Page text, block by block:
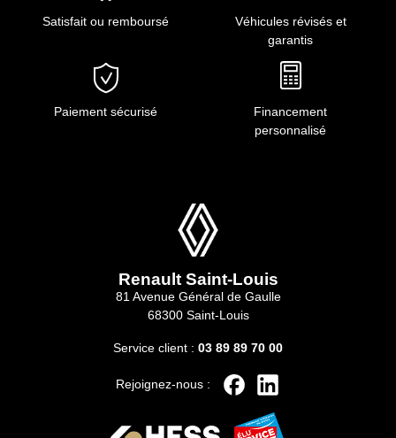
Satisfait ou remboursé
Véhicules révisés et
garantis
Paiement sécurisé
Financement
personnalisé
Renault Saint-Louis
81 Avenue Général de Gaulle
68300 Saint-Louis
Service client : 03 89 89 70 00
Rejoignez-nous :